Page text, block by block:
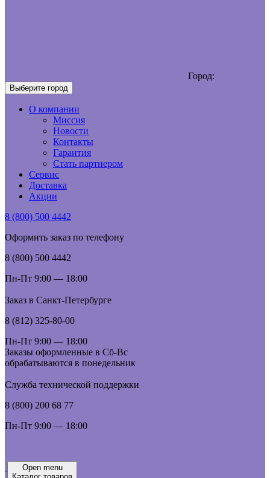
Город:
Выберите город
О компании
Миссия
Новости
Контакты
Гарантия
Стать партнером
Сервис
Доставка
Акции
8 (800) 500 4442
Оформить заказ по телефону
8 (800) 500 4442
Пн-Пт 9:00 — 18:00
Заказ в Санкт-Петербурге
8 (812) 325-80-00
Пн-Пт 9:00 — 18:00
Заказы оформленные в Сб-Вс
обрабатываются в понедельник
Служба технической поддержки
8 (800) 200 68 77
Пн-Пт 9:00 — 18:00
Open menu